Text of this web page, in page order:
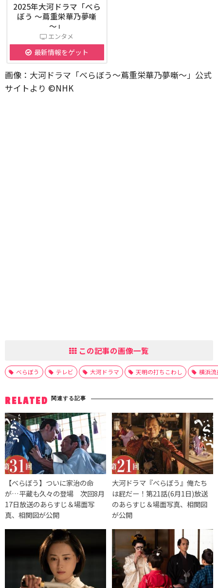
2025年大河ドラマ「べら
ぼう ～蔦重栄華乃夢噺
～」
エンタメ
最新情報をゲット
画像：大河ドラマ「べらぼう～蔦重栄華乃夢噺～」公式
サイトより ©️NHK
この記事の画像一覧
べらぼう テレビ 大河ドラマ 天明の打ちこわし 横浜流
RELATED 関連する記事
【べらぼう】ついに家治の命
が…平蔵も久々の登場 次回8月
17日放送のあらすじ＆場面写
真、相関図が公開
大河ドラマ『べらぼう』俺たち
は屁だー！第21話(6月1日)放送
のあらすじ＆場面写真、相関図
が公開